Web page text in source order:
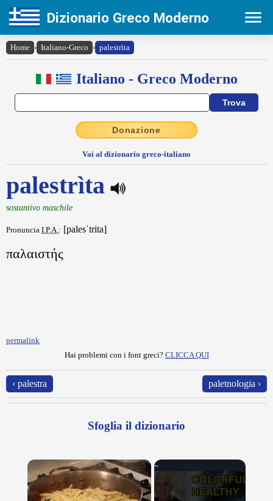
Dizionario Greco Moderno
Home › Italiano-Greco › palestrìta
Italiano - Greco Moderno
Donazione
Vai al dizionario greco-italiano
palestrìta
sostantivo maschile
Pronuncia I.P.A.: [palesˈtrita]
παλαιστής
permalink
Hai problemi con i font greci? CLICCA QUI
‹ palestra paletnologia ›
Sfoglia il dizionario
×